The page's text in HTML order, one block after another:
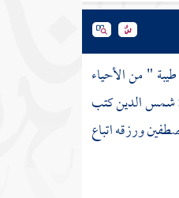
" من الأحياء
شمس الدينكتب
ورزقه اتباع